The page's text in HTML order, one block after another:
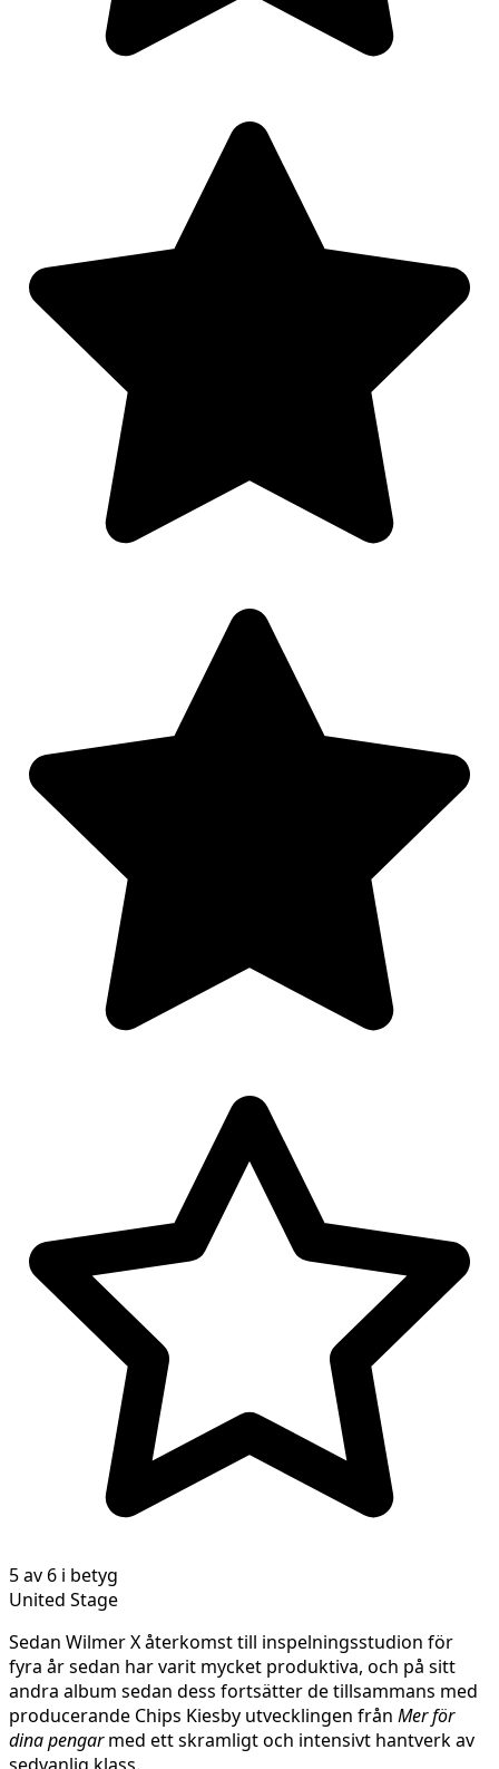
5 av 6 i betyg
United Stage
Sedan Wilmer X återkomst till inspelningsstudion för
fyra år sedan har varit mycket produktiva, och på sitt
andra album sedan dess fortsätter de tillsammans med
producerande Chips Kiesby utvecklingen från Mer för
dina pengarmed ett skramligt och intensivt hantverk av